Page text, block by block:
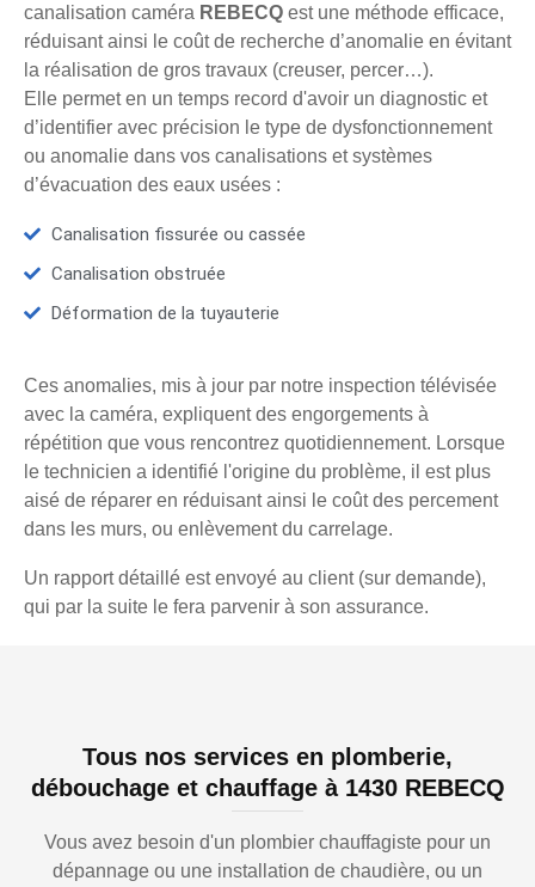
canalisation caméra REBECQ est une méthode efficace,
réduisant ainsi le coût de recherche d’anomalie en évitant
la réalisation de gros travaux (creuser, percer…).
Elle permet en un temps record d'avoir un diagnostic et
d’identifier avec précision le type de dysfonctionnement
ou anomalie dans vos canalisations et systèmes
d’évacuation des eaux usées :
Canalisation fissurée ou cassée
Canalisation obstruée
Déformation de la tuyauterie
Ces anomalies, mis à jour par notre inspection télévisée
avec la caméra, expliquent des engorgements à
répétition que vous rencontrez quotidiennement. Lorsque
le technicien a identifié l'origine du problème, il est plus
aisé de réparer en réduisant ainsi le coût des percement
dans les murs, ou enlèvement du carrelage.
Un rapport détaillé est envoyé au client (sur demande),
qui par la suite le fera parvenir à son assurance.
Tous nos services en plomberie,
débouchage et chauffage à 1430 REBECQ
Vous avez besoin d'un plombier chauffagiste pour un
dépannage ou une installation de chaudière, ou un